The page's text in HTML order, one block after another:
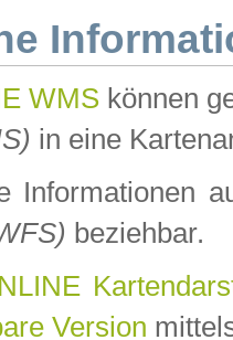
WMS können
in eine
Informationen
beziehbar.
Version